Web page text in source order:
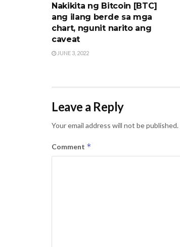
Nakikita ng Bitcoin [BTC]
ang ilang berde sa mga
chart, ngunit narito ang
caveat
JUNE 3, 2022
Leave a Reply
Your email address will not be published.
Comment *